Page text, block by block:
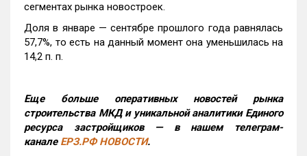
сегментах рынка новостроек.
Доля в январе — сентябре прошлого года равнялась
57,7%, то есть на данный момент она уменьшилась на
14,2 п. п.
Еще больше оперативных новостей рынка
строительства МКД и уникальной аналитики Единого
ресурса застройщиков — в нашем телеграм-
канале ЕРЗ.РФ НОВОСТИ.